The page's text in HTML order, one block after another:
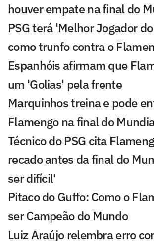
houver empate na final do
PSG terá 'Melhor Jogador
como trunfo contra o
Espanhóis afirmam que
um 'Golias' pela frente
Marquinhos treina e pode
Flamengo na final do
Técnico do PSG cita
recado antes da final do
ser difícil'
Pitaco do Guffo: Como o
ser Campeão do Mundo
Luiz Araújo relembra erro